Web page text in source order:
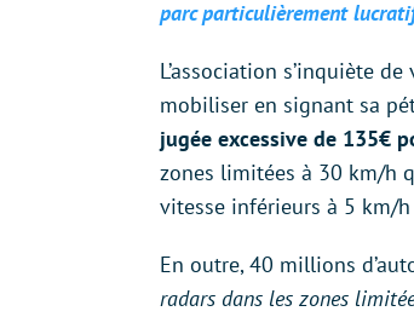
parc particulièrement
L’association s’inquiète
mobiliser en signant sa
jugée excessive de 135€
zones limitées à 30 km/h
vitesse inférieurs à 5 km/h
En outre, 40 millions
radars dans les zones